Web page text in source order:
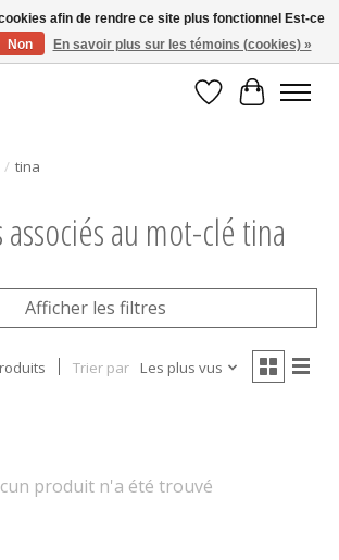
tout achat de 250$ et plus
Liste dePanier
/ tina
au mot-clé tina
Afficher les filtres
Trier par Les plus vus
produit n'a été trouvé
afin de rendre ce site plus fonctionnel Est-ce
Non En savoir plus sur les témoins (cookies) »